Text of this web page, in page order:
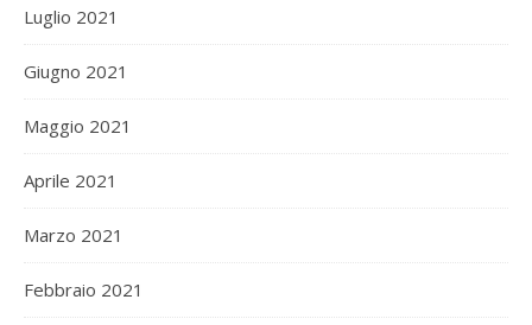
Luglio 2021
Giugno 2021
Maggio 2021
Aprile 2021
Marzo 2021
Febbraio 2021